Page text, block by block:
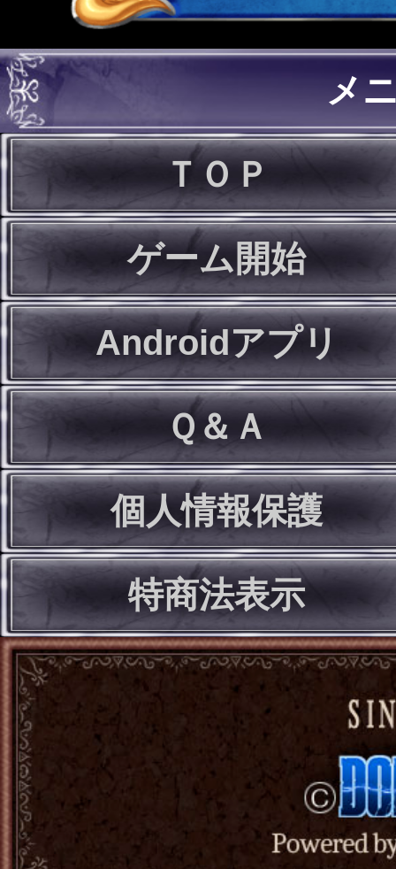
メ
ＴＯＰ
ゲーム開始
Androidアプリ
Ｑ＆Ａ
個人情報保護
特商法表示